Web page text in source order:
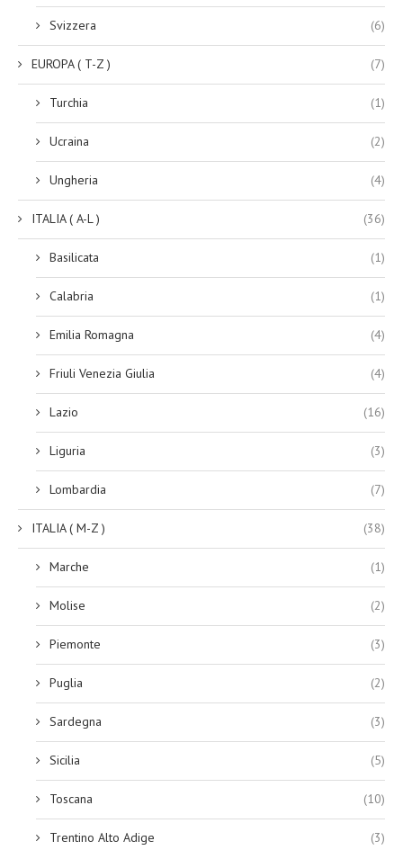
Svizzera (6)
EUROPA ( T-Z ) (7)
Turchia (1)
Ucraina (2)
Ungheria (4)
ITALIA ( A-L ) (36)
Basilicata (1)
Calabria (1)
Emilia Romagna (4)
Friuli Venezia Giulia (4)
Lazio (16)
Liguria (3)
Lombardia (7)
ITALIA ( M-Z ) (38)
Marche (1)
Molise (2)
Piemonte (3)
Puglia (2)
Sardegna (3)
Sicilia (5)
Toscana (10)
Trentino Alto Adige (3)